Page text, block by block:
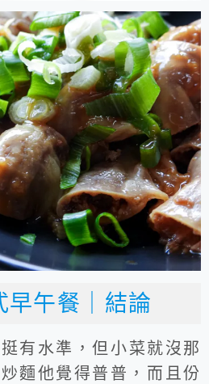
早午餐｜結論
有水準，但小菜就沒那
麵他覺得普普，而且份